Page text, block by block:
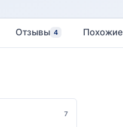
Отзывы 4 Похожие
7